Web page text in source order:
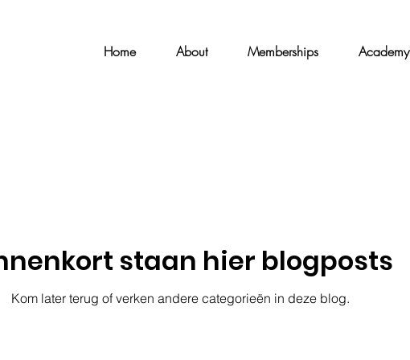
Home About Memberships Academy
staan hier blogposts
Kom later terug of verken andere categorieën in deze blog.